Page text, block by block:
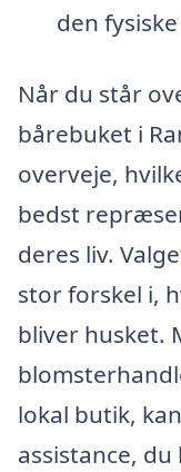
den
Når du står
bårebuket i
overveje,
bedst
deres liv.
stor forskel i,
bliver husket.
lokal butik,
assistance,